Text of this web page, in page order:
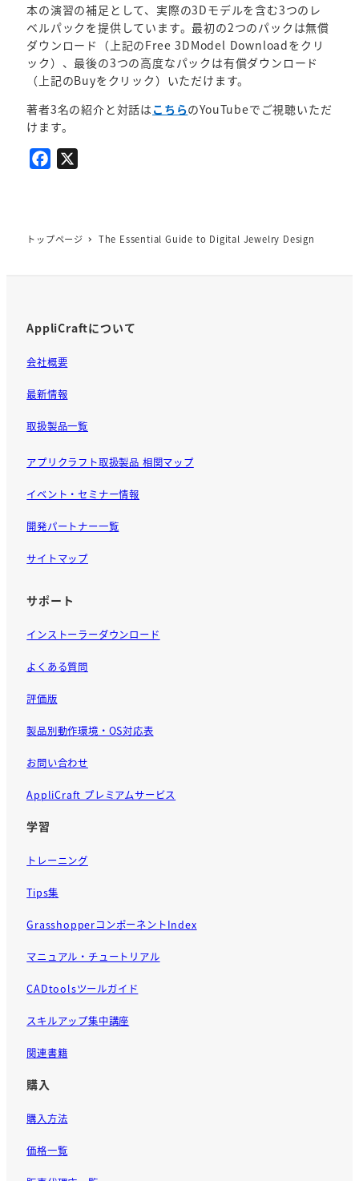
本の演習の補足として、実際の3Dモデルを含む3つのレ
ベルパックを提供しています。最初の2つのパックは無償
ダウンロード（上記のFree 3DModel Downloadをクリ
ック）、最後の3つの高度なパックは有償ダウンロード
（上記のBuyをクリック）いただけます。
著者3名の紹介と対話は こちらのYouTubeでご視聴いただ
けます。
b
トップページ The Essential Guide to Digital Jewelry Design
AppliCraftについて
会社概要
最新情報
取扱製品一覧
アプリクラフト取扱製品 相関マップ
イベント・セミナー情報
開発パートナー一覧
サイトマップ
サポート
インストーラーダウンロード
よくある質問
評価版
製品別動作環境・OS対応表
お問い合わせ
AppliCraft プレミアムサービス
学習
トレーニング
Tips集
GrasshopperコンポーネントIndex
マニュアル・チュートリアル
CADtoolsツールガイド
スキルアップ集中講座
関連書籍
購入
購入方法
価格一覧